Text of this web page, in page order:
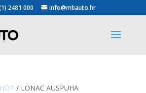
2481 000 info@mbauto.hr
/ LONAC AUSPUHA